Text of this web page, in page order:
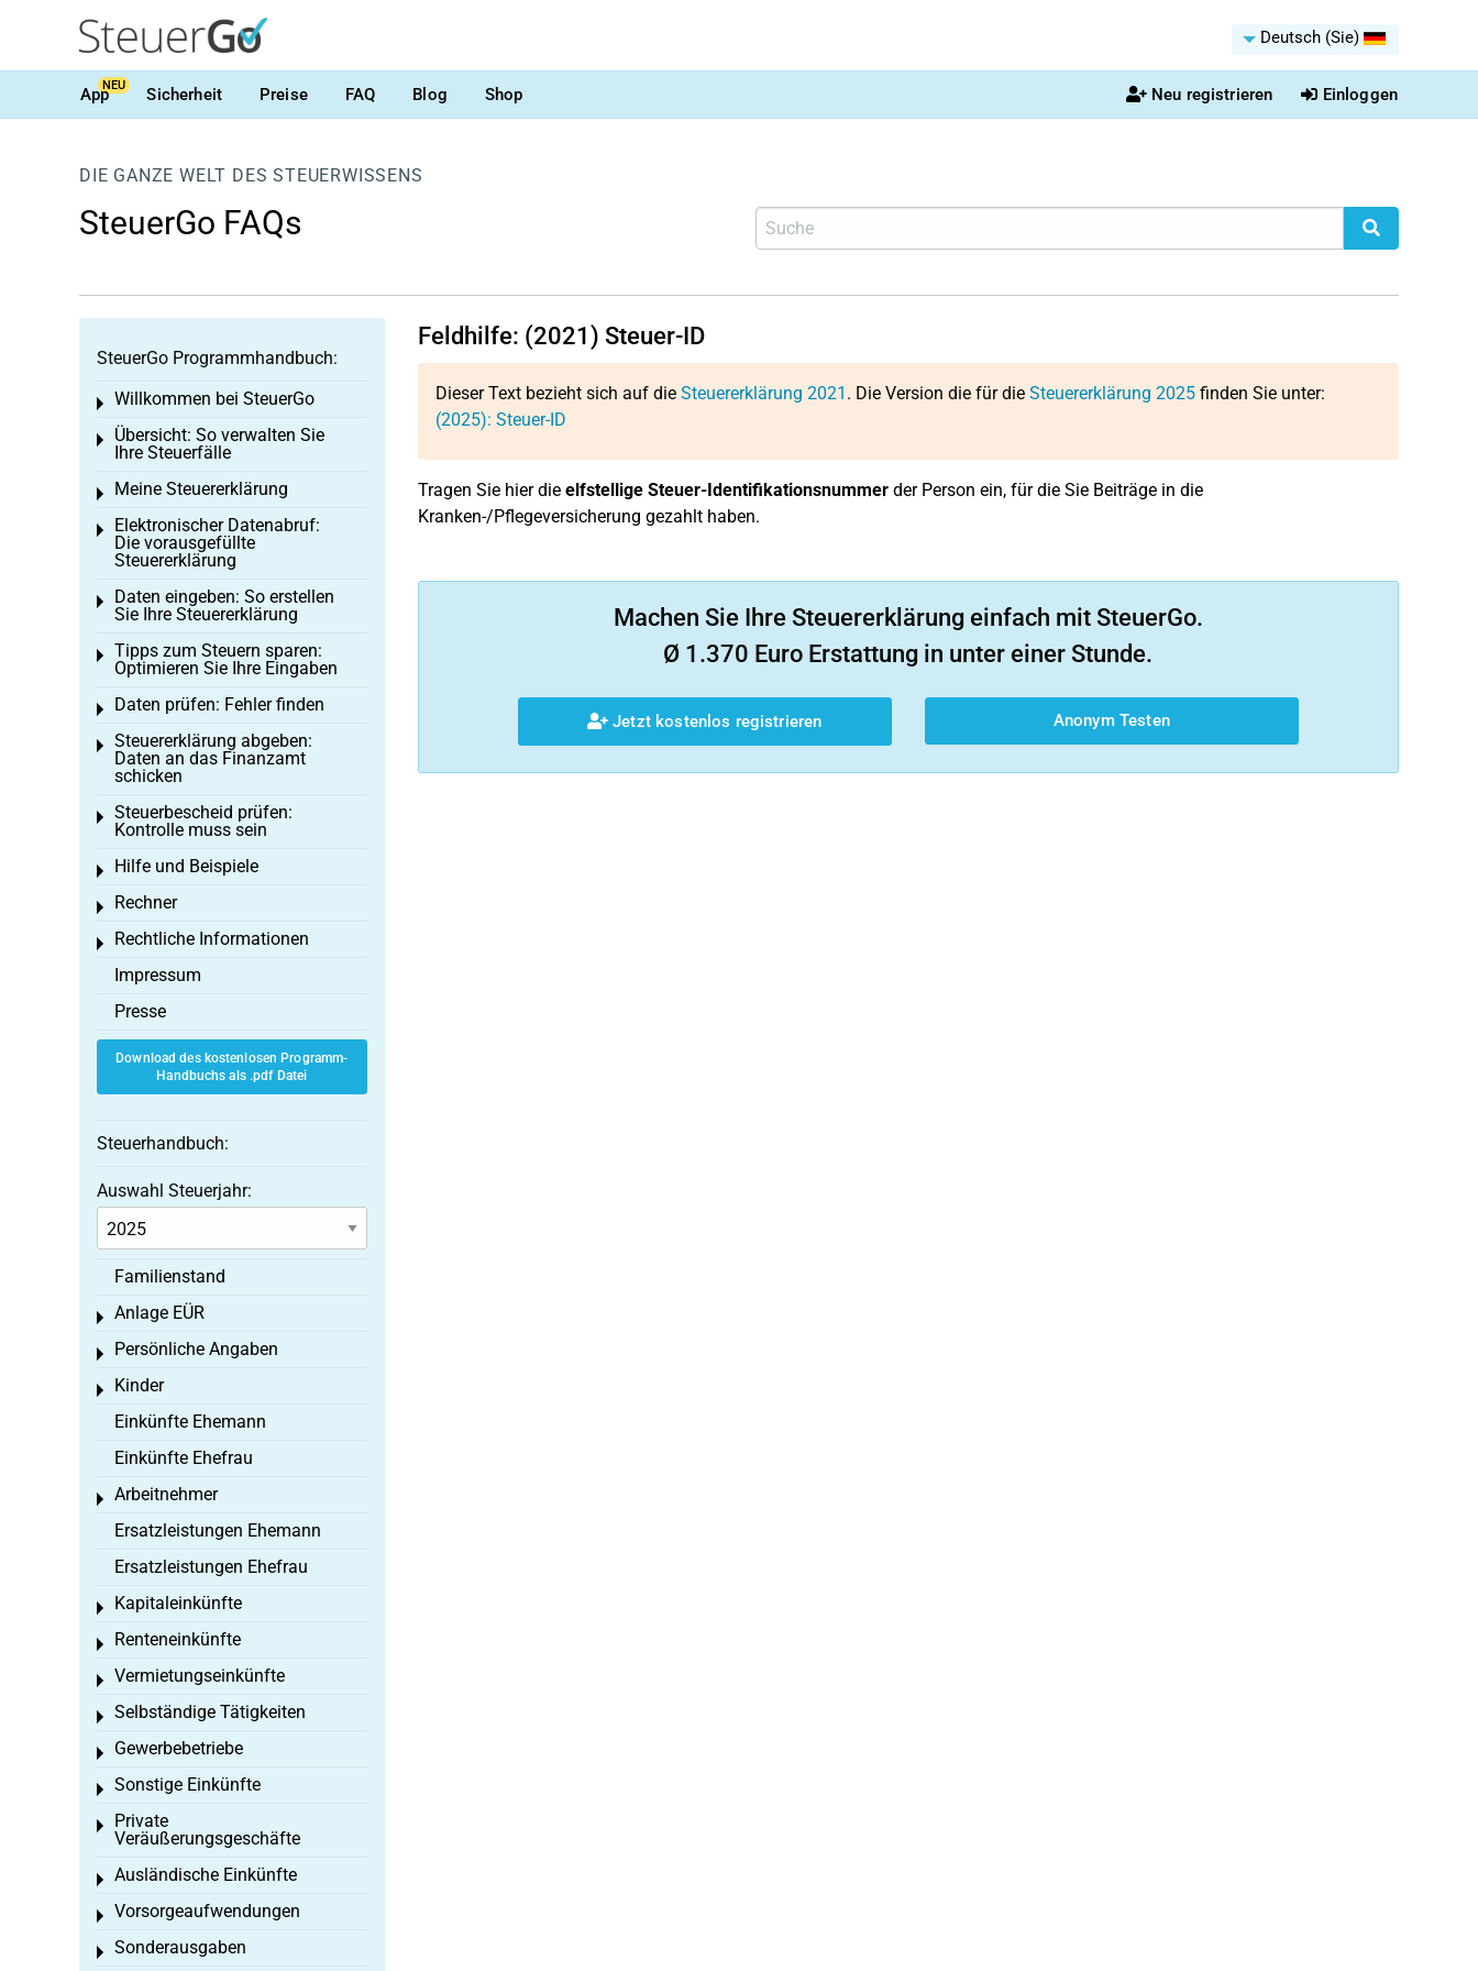
Deutsch (Sie)
AppNEU Sicherheit Preise FAQ Blog Shop Neu registrieren Einloggen
DIE GANZE WELT DES STEUERWISSENS
SteuerGo FAQs
Feldhilfe: (2021) Steuer-ID
Dieser Text bezieht sich auf die Steuererklärung 2021 . Die Version die für die Steuererklärung 2025finden Sie unter:
(2025): Steuer-ID
Tragen Sie hier die elfstellige Steuer-Identifikationsnummerder Person ein, für die Sie Beiträge in die
Kranken-/Pflegeversicherung gezahlt haben.
Machen Sie Ihre Steuererklärung einfach mit SteuerGo.
Ø 1.370 Euro Erstattung in unter einer Stunde.
Jetzt kostenlos registrieren Anonym Testen
SteuerGo Programmhandbuch:
Willkommen bei SteuerGo
Toggle menu
Übersicht: So verwalten Sie
Ihre Steuerfälle
Toggle menu
Meine Steuererklärung
Toggle menu
Elektronischer Datenabruf:
Die vorausgefüllte
Steuererklärung
Toggle menu
Daten eingeben: So erstellen
Sie Ihre Steuererklärung
Toggle menu
Tipps zum Steuern sparen:
Optimieren Sie Ihre Eingaben
Toggle menu
Daten prüfen: Fehler finden
Toggle menu
Steuererklärung abgeben:
Daten an das Finanzamt
schicken
Toggle menu
Steuerbescheid prüfen:
Kontrolle muss sein
Toggle menu
Hilfe und Beispiele
Toggle menu
Rechner
Toggle menu
Rechtliche Informationen
Toggle menu
Impressum
Presse
Download des kostenlosen Programm-
Handbuchs als .pdf Datei
Steuerhandbuch:
Auswahl Steuerjahr:
Familienstand
Anlage EÜR
Toggle menu
Persönliche Angaben
Toggle menu
Kinder
Toggle menu
Einkünfte Ehemann
Einkünfte Ehefrau
Arbeitnehmer
Toggle menu
Ersatzleistungen Ehemann
Ersatzleistungen Ehefrau
Kapitaleinkünfte
Toggle menu
Renteneinkünfte
Toggle menu
Vermietungseinkünfte
Toggle menu
Selbständige Tätigkeiten
Toggle menu
Gewerbebetriebe
Toggle menu
Sonstige Einkünfte
Toggle menu
Private
Veräußerungsgeschäfte
Toggle menu
Ausländische Einkünfte
Toggle menu
Vorsorgeaufwendungen
Toggle menu
Sonderausgaben
Toggle menu